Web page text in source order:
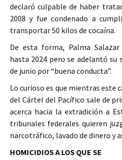
declaró culpable de haber
2008 y fue condenado a
transportar 50 kilos de cocaína.
De esta forma, Palma
hasta 2024 pero se adelantó su
de junio por “buena conducta”.
Lo curioso es que mientras este
del Cártel del Pacífico sale de
acerca hacia la extradición a
tribunales federales quieren
narcotráfico, lavado de dinero y
HOMICIDIOS A LOS QUE SE